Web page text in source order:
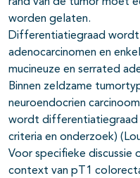
worden gelaten.
Differentiatiegraad
adenocarcinomen en
mucineuze en serrated
Binnen zeldzame
neuroendocrien
wordt differentiatiegraad
criteria en onderzoek)
Voor specifieke
context van pT1